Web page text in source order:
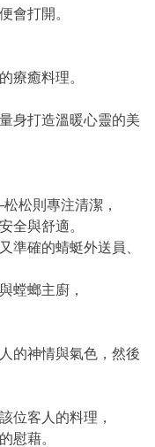
會打開。
療癒料理。
身打造溫暖心靈的美
松則專注清潔，
全與舒適。
準確的蜻蜓外送員、
螳螂主廚，
的神情與氣色，然後
位客人的料理，
慰藉。